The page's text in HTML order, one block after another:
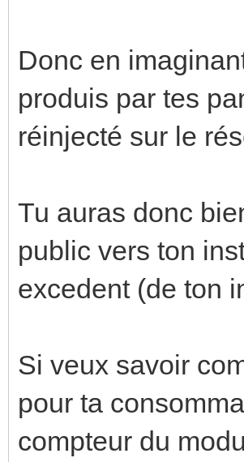
Donc en
produis par tes
réinjecté sur le
Tu auras donc
public vers ton
excedent (de ton
Si veux savoir
pour ta
compteur du